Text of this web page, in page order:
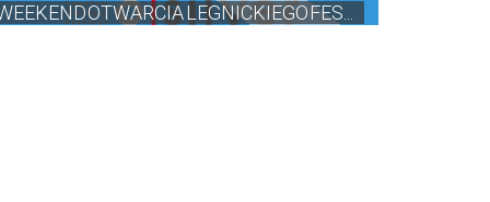
OTWARCIA LEGNICKIEGO FES...